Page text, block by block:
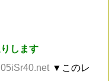
します
▼このレ